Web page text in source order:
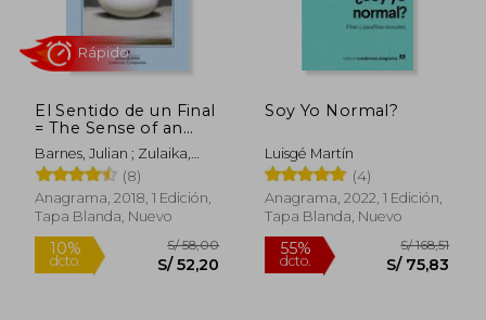
El Sentido de un Final
= The Sense of an
Ending
Barnes, Julian ; Zulaika,
Jaime
(8)
Anagrama, 2018, 1 Edición,
Tapa Blanda, Nuevo
Soy Yo Normal?
Luisgé Martín
(4)
Anagrama, 2022, 1 Edición,
Tapa Blanda, Nuevo